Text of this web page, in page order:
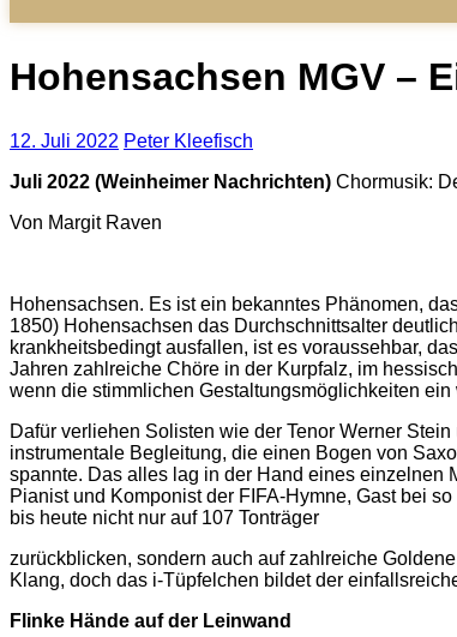
Hohensachsen MGV –
12. Juli 2022 Peter Kleefisch
Juli 2022 (Weinheimer Nachrichten) Chormusik:
Von Margit Raven
Hohensachsen. Es ist ein bekanntes Phänomen,
1850) Hohensachsen das Durchschnittsalter
krankheitsbedingt ausfallen, ist es voraussehbar,
Jahren zahlreiche Chöre in der Kurpfalz, im
wenn die stimmlichen Gestaltungsmöglichkeiten
Dafür verliehen Solisten wie der Tenor Werner
instrumentale Begleitung, die einen Bogen von
spannte. Das alles lag in der Hand eines einzelnen
Pianist und Komponist der FIFA-Hymne, Gast bei
bis heute nicht nur auf 107 Tonträger
zurückblicken, sondern auch auf zahlreiche
Klang, doch das i-Tüpfelchen bildet der
Flinke Hände auf der Leinwand